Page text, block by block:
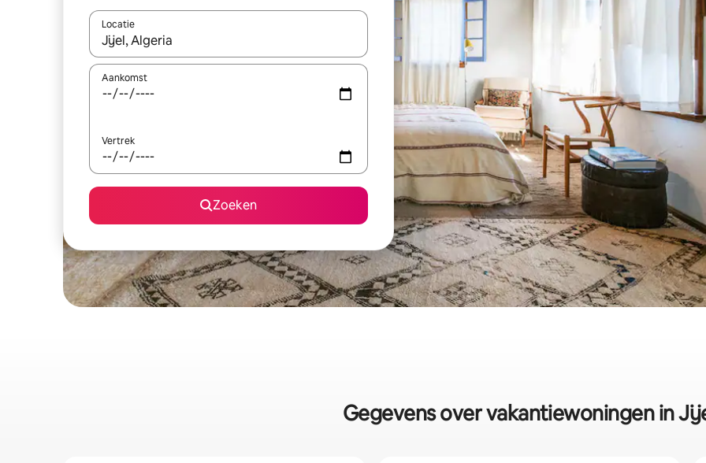
Locatie
Wanneer er resultaten beschikbaar zijn, maak je een keuze met je de pijltjestoetsen omhoog en omlaag, óf door te
Aankomst
Vertrek
Zoeken
Gegevens over vakantiewoningen in